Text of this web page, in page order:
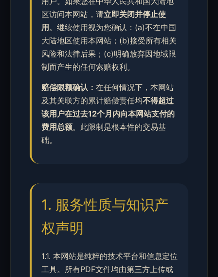
区访问本网站，请立即关闭并停止使
用 。继续使用视为您确认：(a)不在中国
大陆地区使用本网站；(b)接受所有相关
风险和法律后果；(c)明确放弃因地域限
制而产生的任何索赔权利。
赔偿限额确认： 在任何情况下，本网站
及其关联方的累计赔偿责任均不得超过
该用户在过去12个月内向本网站支付的
费用总额。此限制是根本性的交易基
础。
1. 服务性质与知识产
权声明
1.1. 本网站是纯粹的技术平台和信息定位
工具。所有PDF文件均由第三方上传或